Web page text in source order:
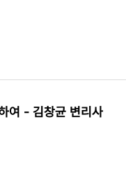
여 - 김창균 변리사